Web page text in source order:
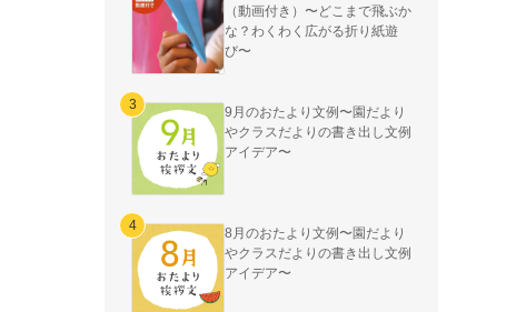
（動画付き）〜どこまで飛ぶか
な？わくわく広がる折り紙遊
び〜
9月のおたより文例〜園だより
やクラスだよりの書き出し文例
アイデア〜
8月のおたより文例〜園だより
やクラスだよりの書き出し文例
アイデア〜